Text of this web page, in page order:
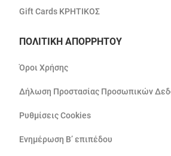
Gift Cards ΚΡΗΤΙΚΟΣ
ΠΟΛΙΤΙΚΗ ΑΠΟΡΡΗΤΟΥ
Όροι Χρήσης
Δήλωση Προστασίας Προσωπικών
Ρυθμίσεις Cookies
Ενημέρωση Β’ επιπέδου